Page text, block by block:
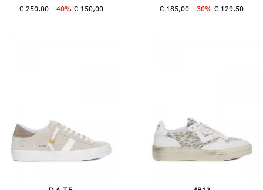
€ 250,00 -40% € 150,00
€ 185,00 -30% € 129,50